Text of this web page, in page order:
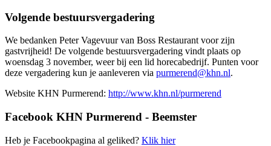
Volgende bestuursvergadering
We bedanken Peter Vagevuur van Boss Restaurant voor zijn
gastvrijheid! De volgende bestuursvergadering vindt plaats op
woensdag 3 november, weer bij een lid horecabedrijf. Punten voor
deze vergadering kun je aanleveren via purmerend@khn.nl.
Website KHN Purmerend: http://www.khn.nl/purmerend
Facebook KHN Purmerend - Beemster
Heb je Facebookpagina al geliked? Klik hier